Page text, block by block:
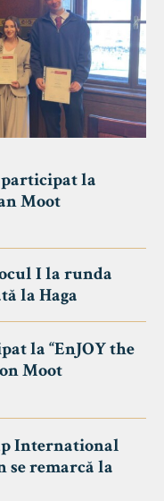
la
Moot
I la runda
la Haga
la “EnJOY the
Moot
International
se remarcă la